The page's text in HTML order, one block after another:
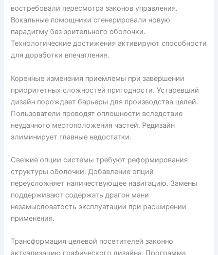
востребовали пересмотра законов управления.
Вокальные помощники сгенерировали новую
парадигму без зрительного оболочки.
Технологические достижения активируют способности
для доработки впечатления.
Коренные изменения приемлемы при завершении
приоритетных сложностей пригодности. Устаревший
дизайн порождает барьеры для производства целей.
Пользователи проводят оплошности вследствие
неудачного местоположения частей. Редизайн
элиминирует главные недостатки.
Свежие опции системы требуют реформирования
структуры оболочки. Добавление опций
переусложняет наличествующее навигацию. Замены
поддерживают содержать драгон мани
незамысловатость эксплуатации при расширении
применения.
Трансформация целевой посетителей законно
актуализацию графического дизайна. Программа